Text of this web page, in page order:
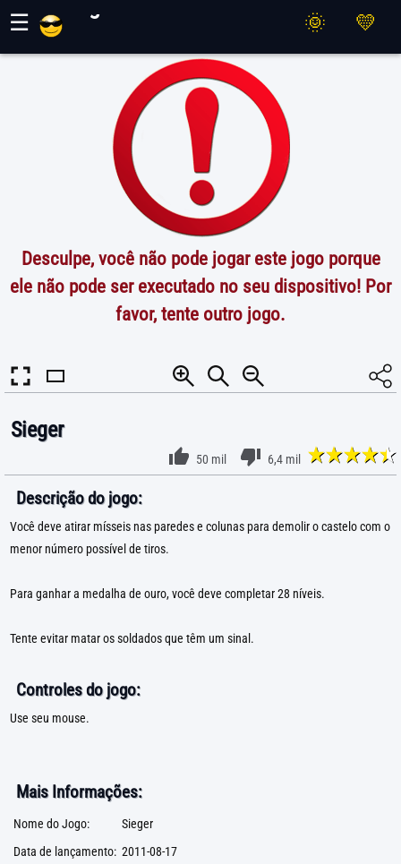
☰
Desculpe, você não pode jogar este jogo porque
ele não pode ser executado no seu dispositivo! Por
favor, tente outro jogo.
Sieger
50 mil 6,4 mil
Descrição do jogo:
Você deve atirar mísseis nas paredes e colunas para demolir o castelo com o
menor número possível de tiros.
Para ganhar a medalha de ouro, você deve completar 28 níveis.
Tente evitar matar os soldados que têm um sinal.
Controles do jogo:
Use seu mouse.
Mais Informações:
Nome do Jogo:
Sieger
Data de lançamento: 2011-08-17